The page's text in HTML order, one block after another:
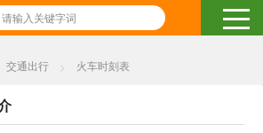
请输入关键字词
交通出行 > 火车时刻表